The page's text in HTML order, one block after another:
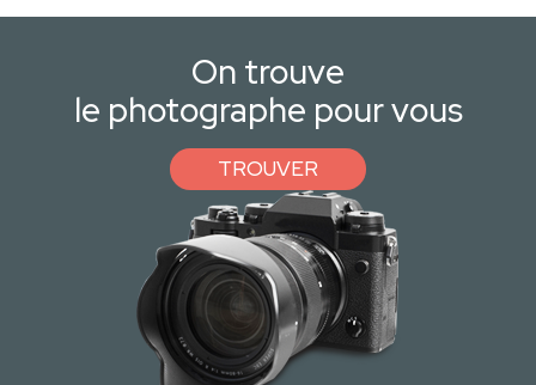
On trouve
le photographe pour vous
TROUVER